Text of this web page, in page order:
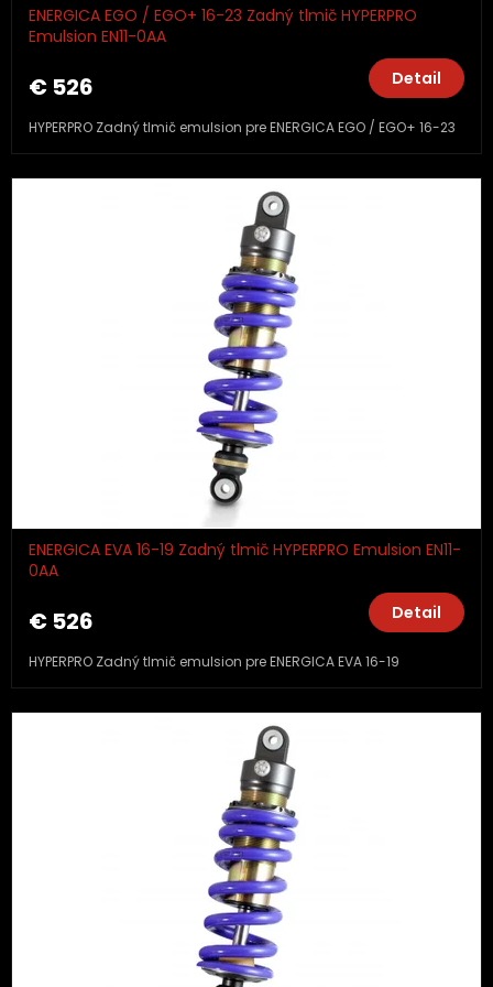
ENERGICA EGO / EGO+ 16-23 Zadný tlmič HYPERPRO
Emulsion EN11-0AA
€ 526 Detail
HYPERPRO Zadný tlmič emulsion pre ENERGICA EGO / EGO+ 16-23
ENERGICA EVA 16-19 Zadný tlmič HYPERPRO Emulsion EN11-
0AA
€ 526 Detail
HYPERPRO Zadný tlmič emulsion pre ENERGICA EVA 16-19